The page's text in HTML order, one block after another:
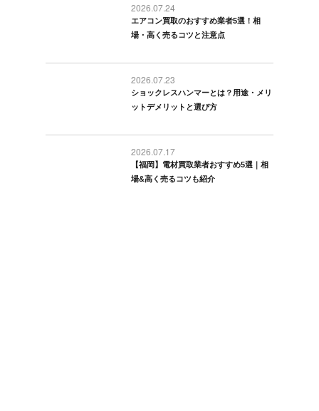
2026.07.24
エアコン買取のおすすめ業者5選！相
場・高く売るコツと注意点
2026.07.23
ショックレスハンマーとは？用途・メリ
ットデメリットと選び方
2026.07.17
【福岡】電材買取業者おすすめ5選｜相
場&高く売るコツも紹介